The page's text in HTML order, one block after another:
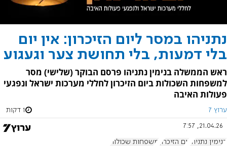
נתניהו במסר ליום הזיכרון: אין יום
בלי דמעות, בלי תחושת צער וגעגוע
ראש הממשלה בנימין נתניהו פרסם הבוקר (שלישי) מסר
למשפחות השכולות ביום הזיכרון לחללי מערכות ישראל ונפגעי
פעולות האיבה
ערוץ 7 1 דקות
21.04.26, 7:57
בנימין נתניהו יום הזיכרון משפחות שכולות